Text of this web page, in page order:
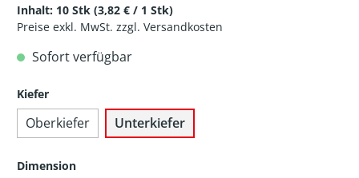
Inhalt: 10 Stk (3,82 € / 1 Stk)
Preise exkl. MwSt. zzgl. Versandkosten
Sofort verfügbar
Kiefer
Oberkiefer Unterkiefer
Dimension